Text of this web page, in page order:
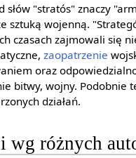
słów "stratós" znaczy
sztuką wojenną.
czasach zajmowali się
zaopatrzenie
oraz
bitwy, wojny. Podobnie
działań.
wg różnych